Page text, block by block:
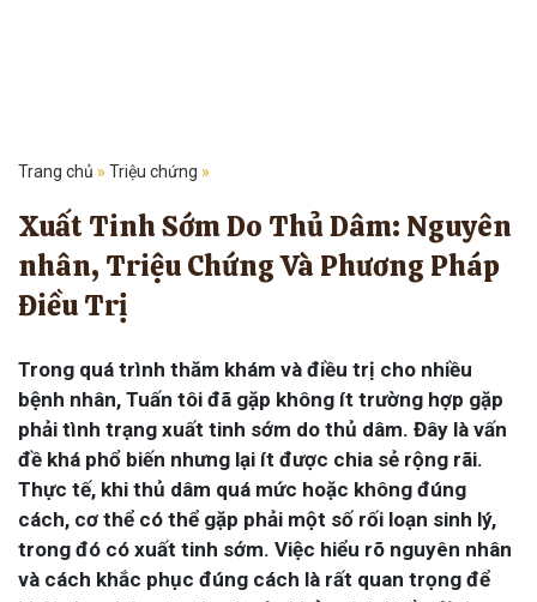
Trang chủ » Triệu chứng »
Xuất Tinh Sớm Do Thủ Dâm: Nguyên
nhân, Triệu Chứng Và Phương Pháp
Điều Trị
Trong quá trình thăm khám và điều trị cho nhiều
bệnh nhân, Tuấn tôi đã gặp không ít trường hợp gặp
phải tình trạng xuất tinh sớm do thủ dâm. Đây là vấn
đề khá phổ biến nhưng lại ít được chia sẻ rộng rãi.
Thực tế, khi thủ dâm quá mức hoặc không đúng
cách, cơ thể có thể gặp phải một số rối loạn sinh lý,
trong đó có xuất tinh sớm. Việc hiểu rõ nguyên nhân
và cách khắc phục đúng cách là rất quan trọng để